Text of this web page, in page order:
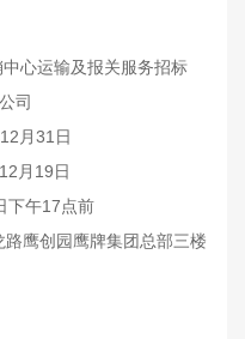
心运输及报关服务招标
司
月31日
月19日
下午17点前
鹰创园鹰牌集团总部三楼